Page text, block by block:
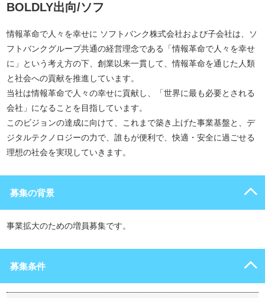
BOLDLY出向/ソフ
情報革命で人々を幸せに ソフトバンク株式会社および子会社は、ソ
フトバンクグループ共通の経営理念である「情報革命で人々を幸せ
に」という考え方の下、創業以来一貫して、情報革命を通じた人類
と社会への貢献を推進しています。
当社は情報革命で人々の幸せに貢献し、「世界に最も必要とされる
会社」になることを目指しています。
このビジョンの達成に向けて、これまで築き上げた事業基盤と、デ
ジタルテクノロジーの力で、誰もが便利で、快適・安全に過ごせる
理想の社会を実現していきます。
募集の背景
事業拡大のための増員募集です。
募集条件